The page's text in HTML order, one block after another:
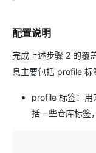
配置说明
完成上述步骤 2 的覆
息主要包括 profile 标
profile 标签：用
括一些仓库标签